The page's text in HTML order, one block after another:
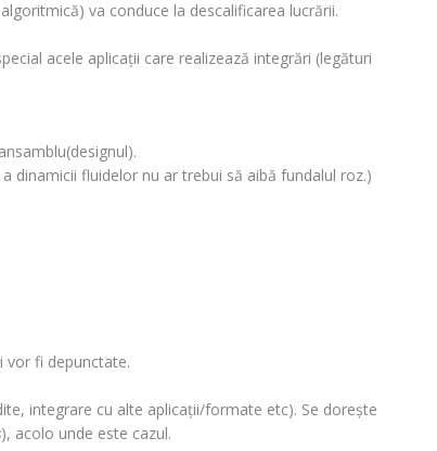
va conduce la descalificarea lucrării.
acele aplicaţii care realizează integrări (legături
dinamicii fluidelor nu ar trebui să aibă fundalul roz.)
vor fi depunctate.
integrare cu alte aplicaţii/formate etc). Se doreşte
), acolo unde este cazul.